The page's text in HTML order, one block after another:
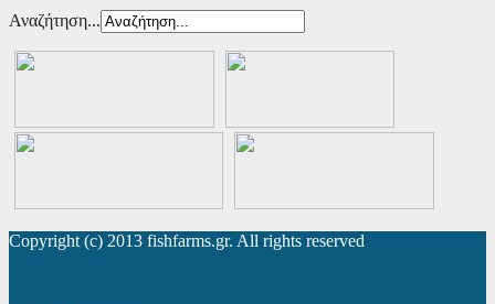
Αναζήτηση...
Copyright (c) 2013 fishfarms.gr. All rights reserved